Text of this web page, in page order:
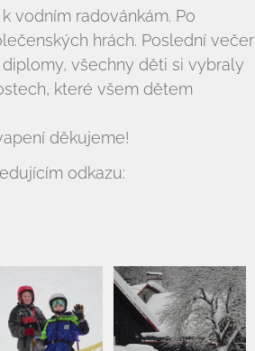
vodním radovánkám. Po
hrách. Poslední večer
všechny děti si vybraly
které všem dětem
děkujeme!
odkazu: